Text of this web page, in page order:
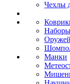
Чехлы
Манки